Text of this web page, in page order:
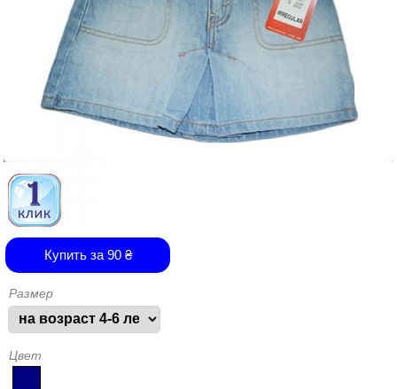
Купить за 90₴
Размер
Цвет